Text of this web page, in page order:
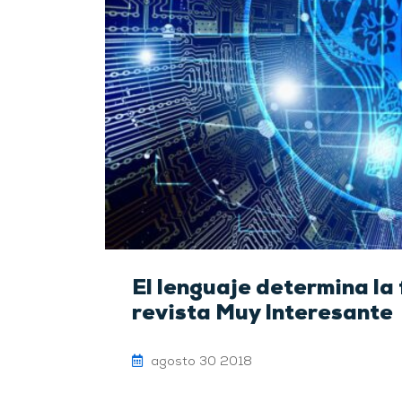
El lenguaje determina la
revista Muy Interesante
agosto 30 2018